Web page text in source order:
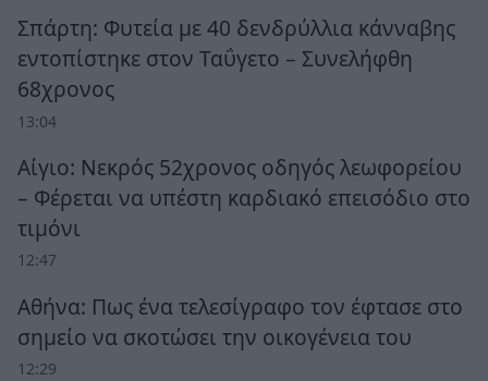
Σπάρτη: Φυτεία με 40 δενδρύλλια κάνναβης
εντοπίστηκε στον Ταΰγετο – Συνελήφθη
68χρονος
13:04
Αίγιο: Νεκρός 52χρονος οδηγός λεωφορείου
– Φέρεται να υπέστη καρδιακό επεισόδιο στο
τιμόνι
12:47
Αθήνα: Πως ένα τελεσίγραφο τον έφτασε στο
σημείο να σκοτώσει την οικογένεια του
12:29